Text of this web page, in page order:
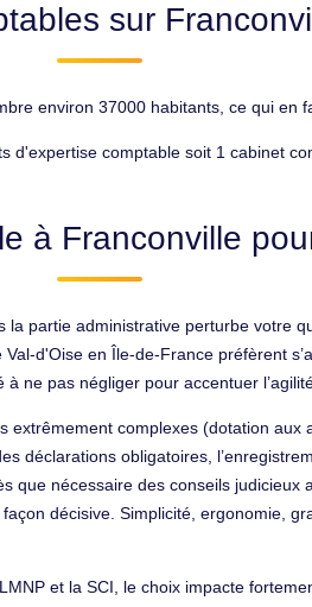
sur
environ 37000 habitants, ce qui en
comptable soit 1 cabinet
à Franconville
partie administrative perturbe votre
d'Oise en Île-de-France préfèrent
ne pas négliger pour accentuer
complexes (dotation
déclarations obligatoires,
que nécessaire des conseils judicieux
décisive. Simplicité, ergonomie,
et la SCI, le choix impacte